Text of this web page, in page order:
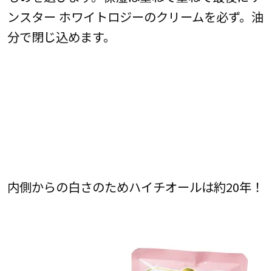
ンスター ホワイトロジーのクリームを必ず。油
分で閉じ込めます。
内側からの白さのためハイチオールは約20年！